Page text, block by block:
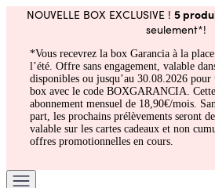
NOUVELLE BOX EXCLUSIVE ! 5
seulement*!
*Vous recevrez la box Garancia à la
l’été. Offre sans engagement, valable
disponibles ou jusqu’au 30.08.2026 pour
box avec le code BOXGARANCIA.
abonnement mensuel de 18,90€/mois.
part, les prochains prélèvements seront
valable sur les cartes cadeaux et non
offres promotionnelles en cours.